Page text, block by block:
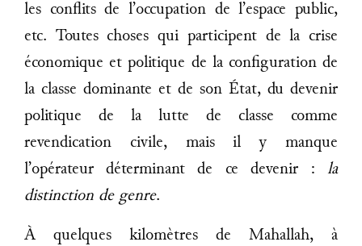
les conflits de l’occupation de l’espace public,
etc. Toutes choses qui participent de la crise
économique et politique de la configuration de
la classe dominante et de son État, du devenir
politique de la lutte de classe comme
revendication civile, mais il y manque
l’opérateur déterminant de ce devenir : la
distinction de genre.
À quelques kilomètres de Mahallah, à